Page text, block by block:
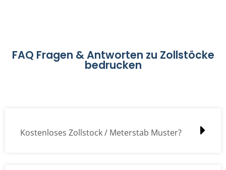
FAQ Fragen & Antworten zu Zollstöcke
bedrucken
Kostenloses Zollstock / Meterstab Muster?